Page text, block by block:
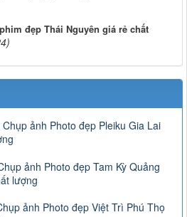
đẹp Thái Nguyên giá rẻ chất
ảnh Photo đẹp Pleiku Gia Lai
ảnh Photo đẹp Tam Kỳ Quảng
lượng
ảnh Photo đẹp Việt Trì Phú Thọ